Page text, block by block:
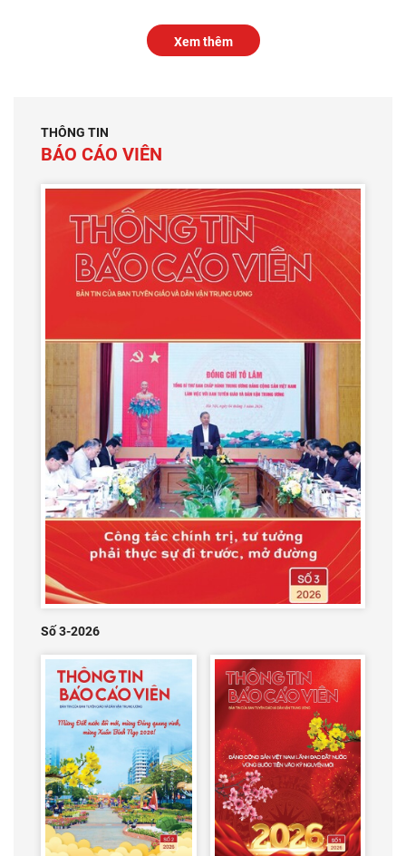
Xem thêm
THÔNG TIN
BÁO CÁO VIÊN
Số 3-2026